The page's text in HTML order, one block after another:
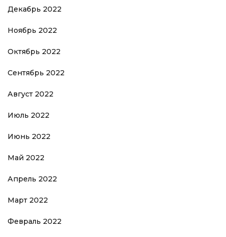
Декабрь 2022
Ноябрь 2022
Октябрь 2022
Сентябрь 2022
Август 2022
Июль 2022
Июнь 2022
Май 2022
Апрель 2022
Март 2022
Февраль 2022